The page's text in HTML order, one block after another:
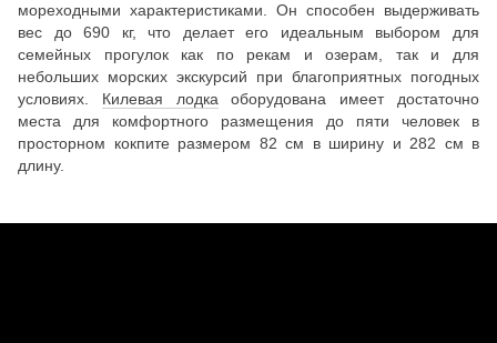
мореходными характеристиками. Он способен выдерживать
вес до 690 кг, что делает его идеальным выбором для
семейных прогулок как по рекам и озерам, так и для
небольших морских экскурсий при благоприятных погодных
условиях. Килевая лодкаоборудована имеет достаточно
места для комфортного размещения до пяти человек в
просторном кокпите размером 82 см в ширину и 282 см в
длину.